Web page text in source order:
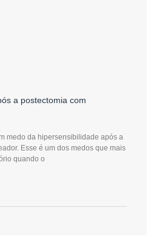
a postectomia com
medo da hipersensibilidade após a
Esse é um dos medos que mais
quando o